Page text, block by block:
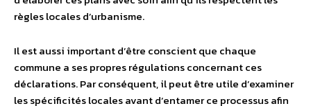
règles locales d’urbanisme.
Il est aussi important d’être conscient que chaque
commune a ses propres régulations concernant ces
déclarations. Par conséquent, il peut être utile d’examiner
les spécificités locales avant d’entamer ce processus afin